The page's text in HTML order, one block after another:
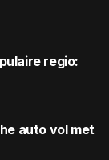
regio:
auto vol met